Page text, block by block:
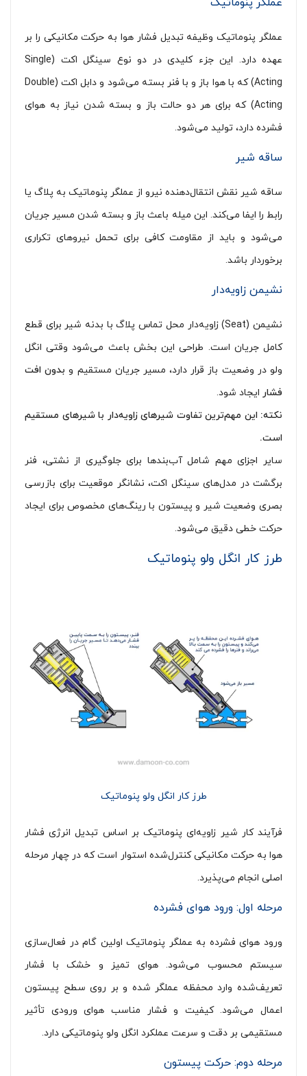
عملگر پنوماتیک وظیفه تبدیل فشار هوا به حرکت مکانیکی را بر
عهده دارد. این جزء کلیدی در دو نوع سینگل اکت (Single
Acting) که با هوا باز و با فنر بسته می‌شود و دابل اکت (Double
Acting) که برای هر دو حالت باز و بسته شدن نیاز به هوای
فشرده دارد، تولید می‌شود.
ساقه شیر
ساقه شیر نقش انتقال‌دهنده نیرو از عملگر پنوماتیک به پلاگ یا
رابط را ایفا می‌کند. این میله باعث باز و بسته شدن مسیر جریان
می‌شود و باید از مقاومت کافی برای تحمل نیروهای تکراری
برخوردار باشد.
نشیمن زاویه‌دار
نشیمن (Seat) زاویه‌دار محل تماس پلاگ با بدنه شیر برای قطع
کامل جریان است. طراحی این بخش باعث می‌شود وقتی انگل
ولو در وضعیت باز قرار دارد، مسیر جریان مستقیم وبدون افت
فشار ایجاد شود.
نکته: این مهم‌ترین تفاوت شیرهای زاویه‌دار با شیرهای مستقیم
است.
سایر اجزای مهم شامل آب‌بندها برای جلوگیری از نشتی، فنر
برگشت در مدل‌های سینگل اکت، نشانگر موقعیت برای بازرسی
بصری وضعیت شیر و پیستون با رینگ‌های مخصوص برای ایجاد
حرکت خطی دقیق می‌شود.
طرز کار انگل ولو پنوماتیک
طرز کار انگل ولو پنوماتیک
فرآیند کار شیر زاویه‌ای پنوماتیک بر اساس تبدیل انرژی فشار
هوا به حرکت مکانیکی کنترل‌شده استوار است که در چهار مرحله
اصلی انجام می‌پذیرد.
مرحله اول: ورود هوای فشرده
ورود هوای فشرده به عملگر پنوماتیک اولین گام در فعال‌سازی
سیستم محسوب می‌شود. هوای تمیز و خشک با فشار
تعریف‌شده وارد محفظه عملگر شده و بر روی سطح پیستون
اعمال می‌شود. کیفیت و فشار مناسب هوای ورودی تأثیر
مستقیمی بر دقت و سرعت عملکرد انگل ولو پنوماتیکی دارد.
مرحله دوم: حرکت پیستون